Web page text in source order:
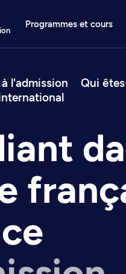
Programmes et cours
l'admission
Qui